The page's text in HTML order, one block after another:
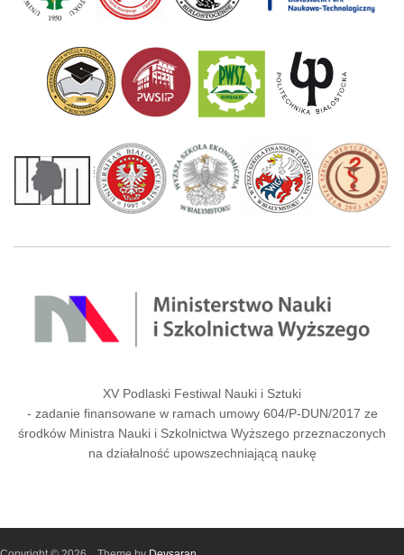
XV Podlaski Festiwal Nauki i Sztuki
- zadanie finansowane w ramach umowy 604/P-DUN/2017 ze
środków Ministra Nauki i Szkolnictwa Wyższego przeznaczonych
na działalność upowszechniającą naukę